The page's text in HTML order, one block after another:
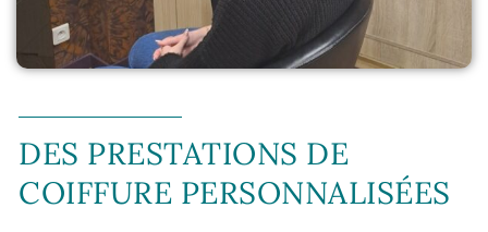
DES PRESTATIONS DE
COIFFURE PERSONNALISÉES